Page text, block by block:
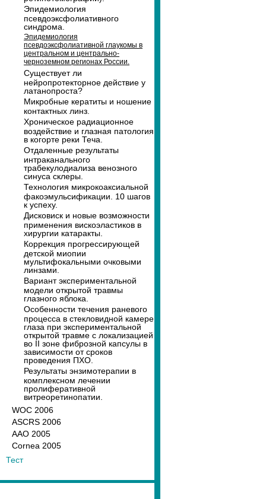
Эпидемиология
псевдоэксфолиативного
синдрома.
Эпидемиология
псевдоэксфолиативной глаукомы в
центральном и центрально-
черноземном регионах России.
Существует ли
нейропротекторное действие у
латанопроста?
Микробные кератиты и ношение
контактных линз.
Хроническое радиационное
воздействие и глазная патология
в когорте реки Теча.
Отдаленные результаты
интраканального
трабекулодиализа венозного
синуса склеры.
Технология микрокоаксиальной
факоэмульсификации. 10 шагов
к успеху.
Дисковиск и новые возможности
применения вискоэластиков в
хирургии катаракты.
Коррекция прогрессирующей
детской миопии
мультифокальными очковыми
линзами.
Вариант экспериментальной
модели открытой травмы
глазного яблока.
Особенности течения раневого
процесса в стекловидной камере
глаза при экспериментальной
открытой травме с локализацией
во II зоне фиброзной капсулы в
зависимости от сроков
проведения ПХО.
Результаты энзимотерапии в
комплексном лечении
пролиферативной
витреоретинопатии.
WOC 2006
ASCRS 2006
AAO 2005
Cornea 2005
Тест